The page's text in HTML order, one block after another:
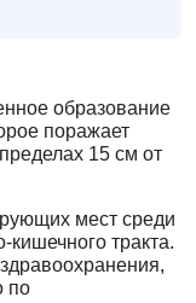
образование
поражает
15 см от
мест среди
кишечного тракта.
по